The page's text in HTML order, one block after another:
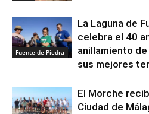
Fuente de Piedra
La Laguna de
celebra el 40
anillamiento
sus mejores
El Morche
Ciudad de